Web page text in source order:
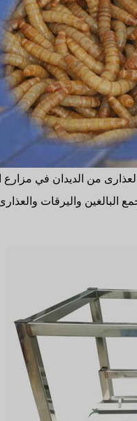
من الديدان في مزارع
يمكن جمع البالغين واليرقات